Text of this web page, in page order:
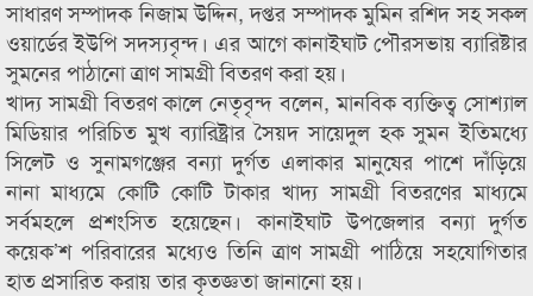
সাধারণ সম্পাদক নিজাম উদ্দিন, দপ্তর সম্পাদক মুমিন রশিদ সহ সকল
ওয়ার্ডের ইউপি সদস্যবৃন্দ। এর আগে কানাইঘাট পৌরসভায় ব্যারিষ্টার
সুমনের পাঠানো ত্রাণ সামগ্রী বিতরণ করা হয়।
খাদ্য সামগ্রী বিতরণ কালে নেতৃবৃন্দ বলেন, মানবিক ব্যক্তিত্ব সোশ্যাল
মিডিয়ার পরিচিত মুখ ব্যারিষ্ট্রার সৈয়দ সায়েদুল হক সুমন ইতিমধ্যে
সিলেট ও সুনামগঞ্জের বন্যা দুর্গত এলাকার মানুষের পাশে দাঁড়িয়ে
নানা মাধ্যমে কোটি কোটি টাকার খাদ্য সামগ্রী বিতরণের মাধ্যমে
সর্বমহলে প্রশংসিত হয়েছেন। কানাইঘাট উপজেলার বন্যা দুর্গত
কয়েক’শ পরিবারের মধ্যেও তিনি ত্রাণ সামগ্রী পাঠিয়ে সহযোগিতার
হাত প্রসারিত করায় তার কৃতজ্ঞতা জানানো হয়।